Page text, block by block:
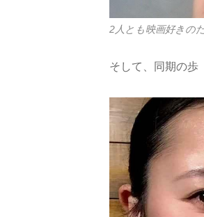
2人とも映画好きの
そして、同期の歩